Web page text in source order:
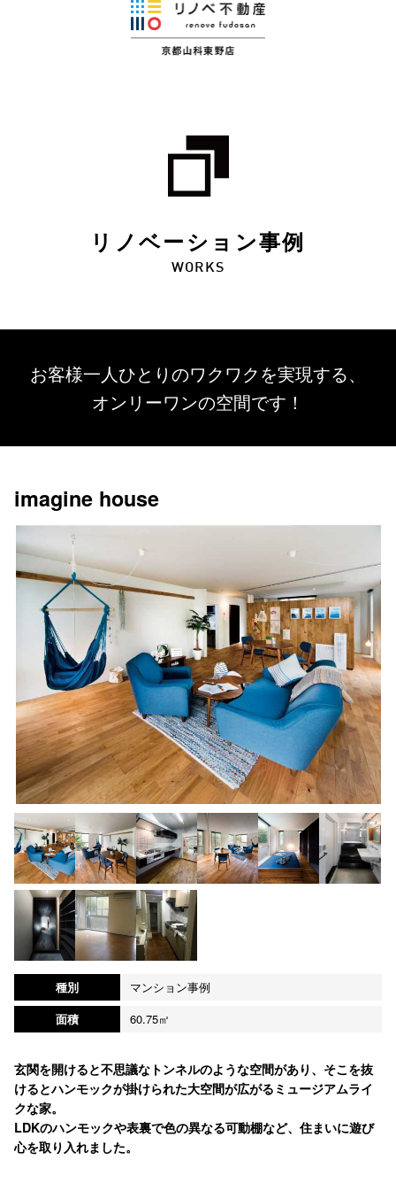
リノベーション事例
WORKS
お客様一人ひとりのワクワクを実現する、
オンリーワンの空間です！
imagine house
種別
マンション事例
面積
60.75㎡
玄関を開けると不思議なトンネルのような空間があり、そこを抜
けるとハンモックが掛けられた大空間が広がるミュージアムライ
クな家。
LDKのハンモックや表裏で色の異なる可動棚など、住まいに遊び
心を取り入れました。